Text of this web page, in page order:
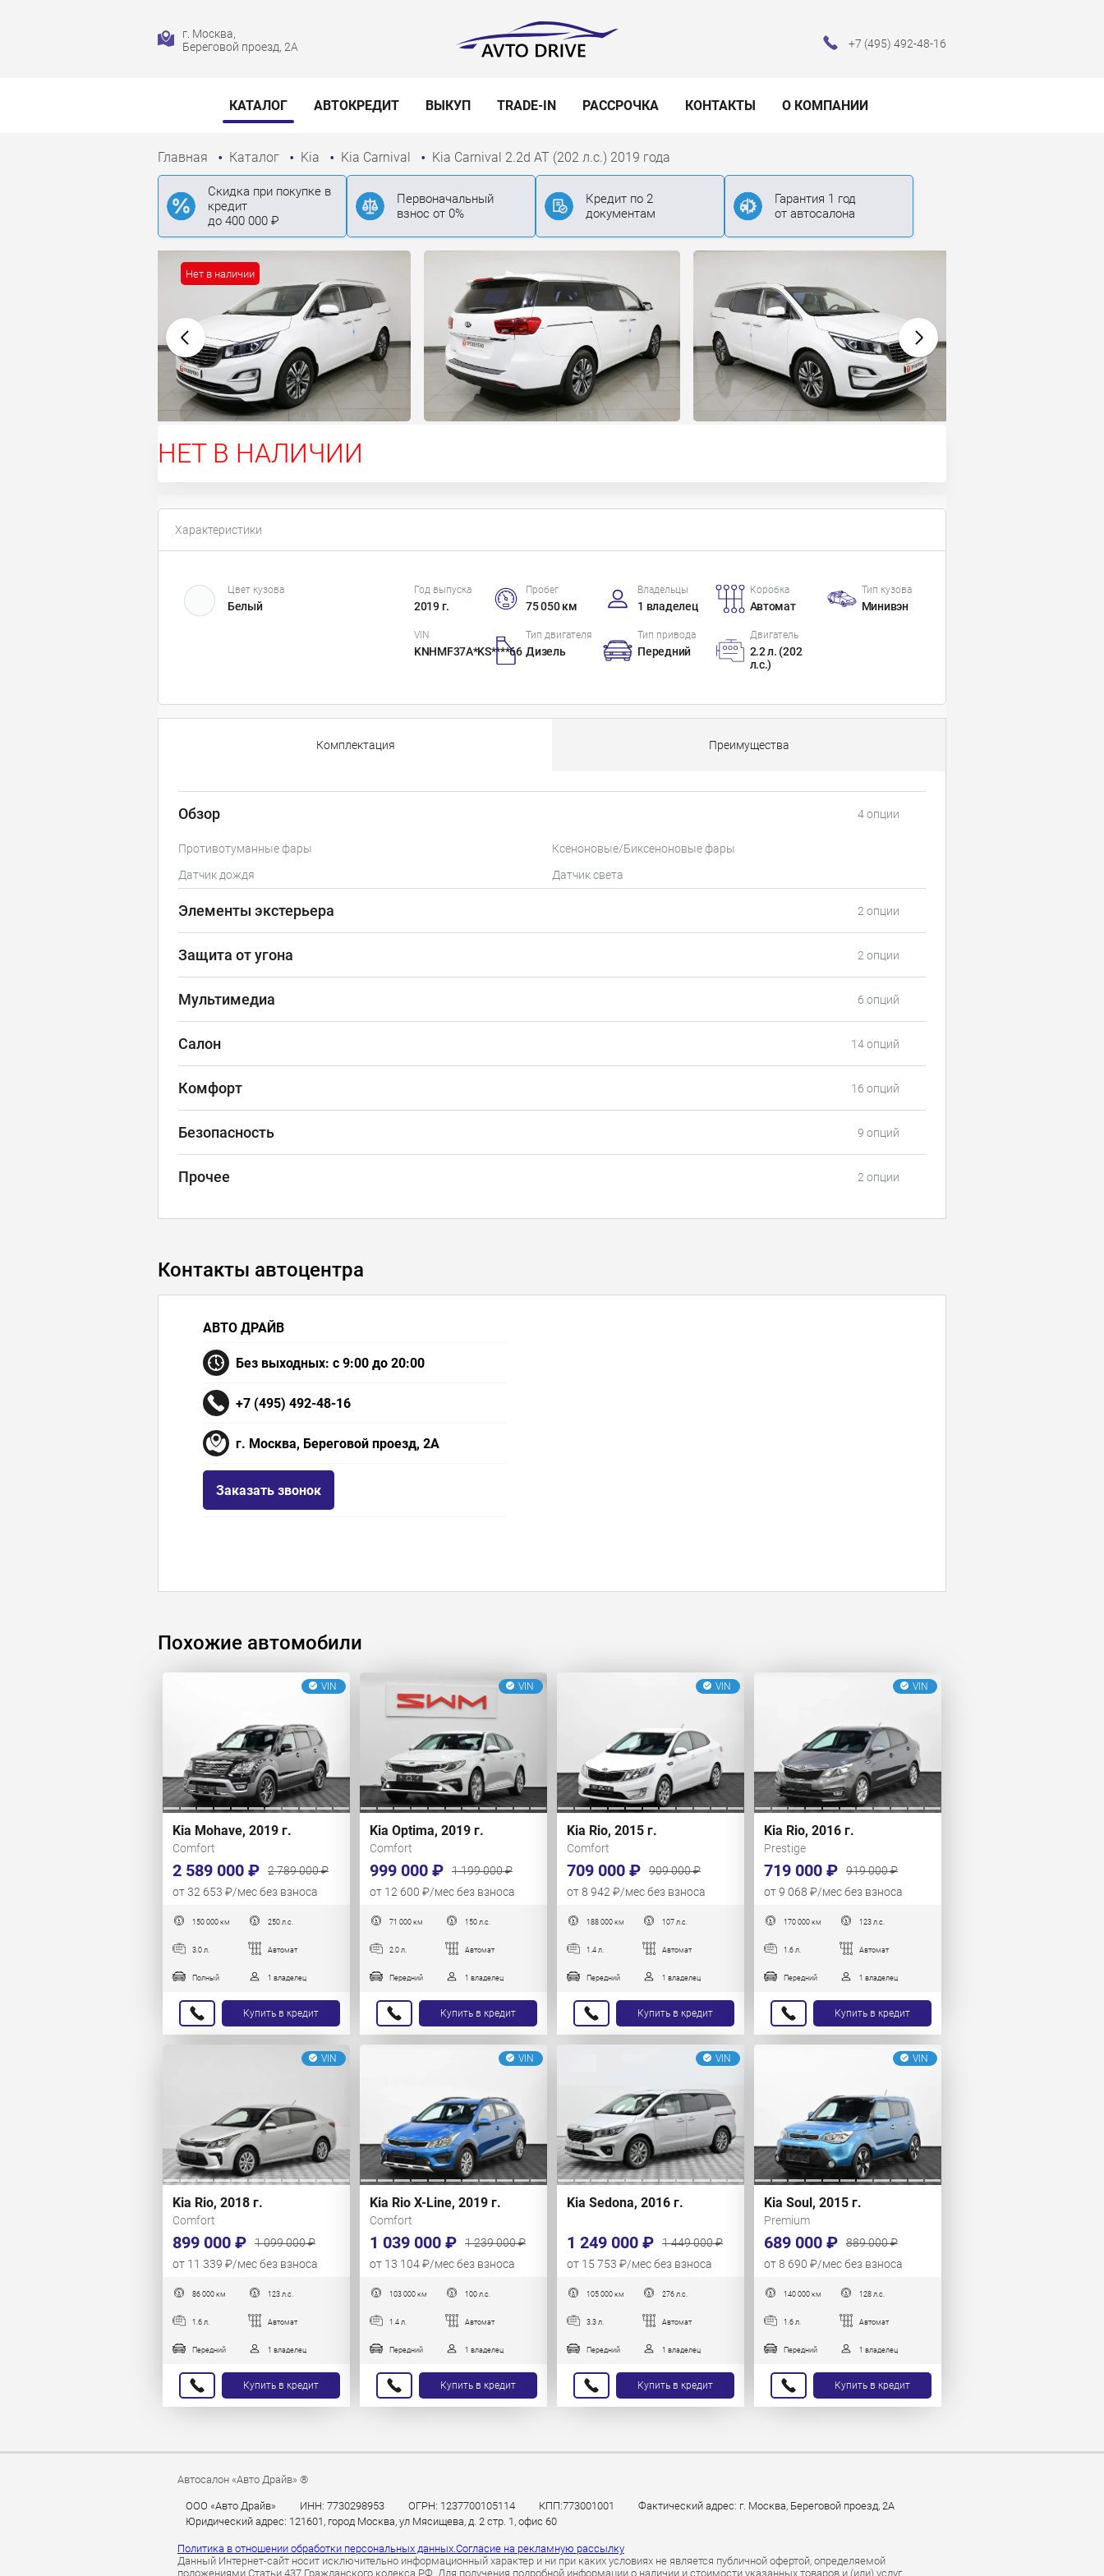
г. Москва,
Береговой проезд, 2А
+7 (495) 492-48-16
КАТАЛОГ АВТОКРЕДИТ ВЫКУП TRADE-IN РАССРОЧКА КОНТАКТЫ О КОМПАНИИ
Главная Каталог Kia Kia Carnival Kia Carnival 2.2d AT (202 л.с.) 2019 года
Скидка при покупке в
кредит
до 400 000 ₽
Первоначальный
взнос от 0%
Кредит по 2
документам
Гарантия 1 год
от автосалона
НЕТ В НАЛИЧИИ
Нет в наличии
Характеристики
Цвет кузова
Белый
Год выпуска
2019 г.
Пробег
75 050 км
Владельцы
1 владелец
Коробка
Автомат
Тип кузова
Минивэн
VIN
KNHMF37A*KS****66
Тип двигателя
Дизель
Тип привода
Передний
Двигатель
2.2 л. (202
л.с.)
Комплектация Преимущества
Обзор 4 опции
Противотуманные фары
Ксеноновые/Биксеноновые фары
Датчик дождя
Датчик света
Элементы экстерьера 2 опции
Защита от угона 2 опции
Мультимедиа 6 опций
Салон 14 опций
Комфорт 16 опций
Безопасность 9 опций
Прочее 2 опции
Контакты автоцентра
АВТО ДРАЙВ
Без выходных: с 9:00 до 20:00
+7 (495) 492-48-16
г. Москва, Береговой проезд, 2А
Заказать звонок
Похожие автомобили
VIN
Kia Mohave, 2019 г.
Comfort
2 589 000 ₽
2 789 000 ₽
от 32 653 ₽/мес без взноса
150 000 км 250 л.с.
3.0 л. Автомат
Полный 1 владелец
Купить в кредит
VIN
Kia Optima, 2019 г.
Comfort
999 000 ₽
1 199 000 ₽
от 12 600 ₽/мес без взноса
71 000 км 150 л.с.
2.0 л. Автомат
Передний 1 владелец
Купить в кредит
VIN
Kia Rio, 2015 г.
Comfort
709 000 ₽
909 000 ₽
от 8 942 ₽/мес без взноса
188 000 км 107 л.с.
1.4 л. Автомат
Передний 1 владелец
Купить в кредит
VIN
Kia Rio, 2016 г.
Prestige
719 000 ₽
919 000 ₽
от 9 068 ₽/мес без взноса
170 000 км 123 л.с.
1.6 л. Автомат
Передний 1 владелец
Купить в кредит
VIN
Kia Rio, 2018 г.
Comfort
899 000 ₽
1 099 000 ₽
от 11 339 ₽/мес без взноса
86 000 км 123 л.с.
1.6 л. Автомат
Передний 1 владелец
Купить в кредит
VIN
Kia Rio X-Line, 2019 г.
Comfort
1 039 000 ₽
1 239 000 ₽
от 13 104 ₽/мес без взноса
103 000 км 100 л.с.
1.4 л. Автомат
Передний 1 владелец
Купить в кредит
VIN
Kia Sedona, 2016 г.
1 249 000 ₽
1 449 000 ₽
от 15 753 ₽/мес без взноса
105 000 км 276 л.с.
3.3 л. Автомат
Передний 1 владелец
Купить в кредит
VIN
Kia Soul, 2015 г.
Premium
689 000 ₽
889 000 ₽
от 8 690 ₽/мес без взноса
140 000 км 128 л.с.
1.6 л. Автомат
Передний 1 владелец
Купить в кредит
Автосалон «Авто Драйв» ®
ООО «Авто Драйв» ИНН: 7730298953 ОГРН: 1237700105114 КПП:773001001
Фактический адрес: г. Москва, Береговой проезд, 2А
Юридический адрес: 121601, город Москва, ул Мясищева, д. 2 стр. 1, офис 60
Политика в отношении обработки персональных данных.Согласие на рекламную рассылку
Данный Интернет-сайт носит исключительно информационный характер и ни при каких условиях не является публичной офертой, определяемой
положениями Статьи 437 Гражданского кодекса РФ. Для получения подробной информации о наличии и стоимости указанных товаров и (или) услуг,